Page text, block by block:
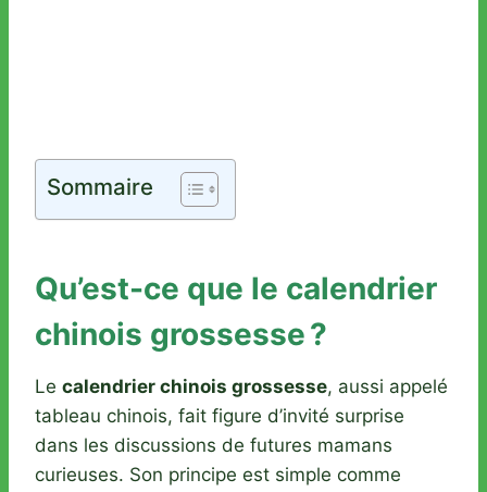
Sommaire
Qu’est-ce que le calendrier
chinois grossesse ?
Le calendrier chinois grossesse, aussi appelé
tableau chinois, fait figure d’invité surprise
dans les discussions de futures mamans
curieuses. Son principe est simple comme